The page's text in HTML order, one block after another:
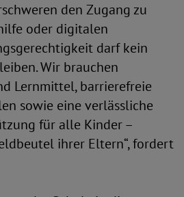
den Zugang zu
oder digitalen
darf kein
Wir brauchen
Lernmittel, barrierefreie
sowie eine verlässliche
für alle Kinder –
ihrer Eltern“, fordert